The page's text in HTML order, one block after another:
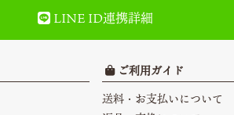
LINE ID連携詳細
ご利用ガイド
送料・お支払いについて